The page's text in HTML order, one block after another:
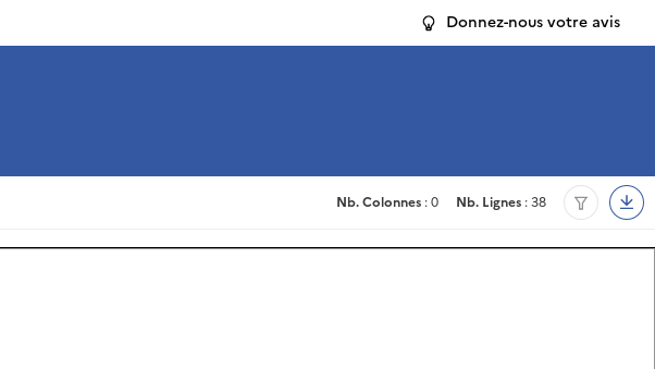
Donnez-nous votre avis
Nb. Colonnes : 0 Nb. Lignes : 38